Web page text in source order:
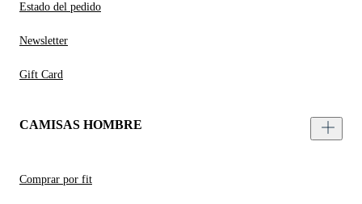
Estado del pedido
Newsletter
Gift Card
CAMISAS HOMBRE
Comprar por fit